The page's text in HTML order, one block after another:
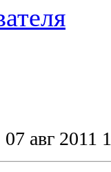
07 авг 2011